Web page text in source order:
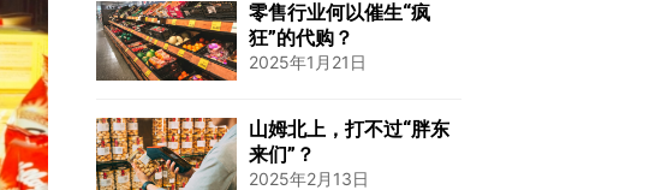
零售行业何以催生“疯
狂”的代购？
2025年1月21日
山姆北上，打不过“胖东
来们”？
2025年2月13日